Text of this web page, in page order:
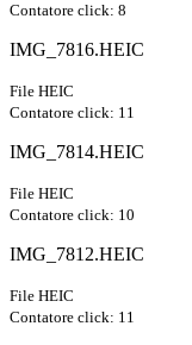
Contatore click: 8
IMG_7816.HEIC
File HEIC
Contatore click: 11
IMG_7814.HEIC
File HEIC
Contatore click: 10
IMG_7812.HEIC
File HEIC
Contatore click: 11